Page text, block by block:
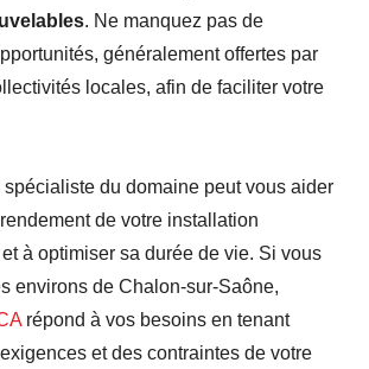
. Ne manquez pas de
généralement offertes par
locales, afin de faciliter votre
spécialiste du domaine peut vous aider
de votre installation
à optimiser sa durée de vie. Si vous
environs de Chalon-sur-Saône,
répond à vos besoins en tenant
et des contraintes de votre